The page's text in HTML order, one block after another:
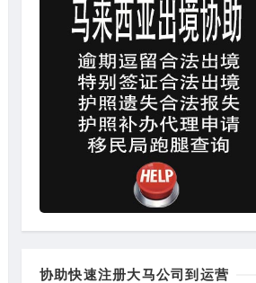
协助快速注册大马公司到运营